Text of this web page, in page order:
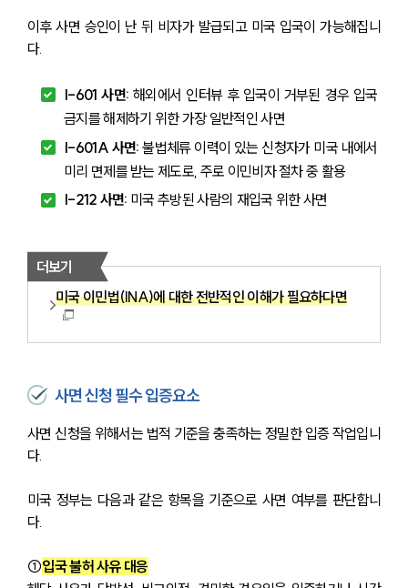
이후 사면 승인이 난 뒤 비자가 발급되고 미국 입국이 가능해집니
다.
I-601 사면: 해외에서 인터뷰 후 입국이 거부된 경우 입국
금지를 해제하기 위한 가장 일반적인 사면
I-601A 사면: 불법체류 이력이 있는 신청자가 미국 내에서
미리 면제를 받는 제도로, 주로 이민비자 절차 중 활용
I-212 사면: 미국 추방된 사람의 재입국 위한 사면
더보기
미국 이민법(INA)에 대한 전반적인 이해가 필요하다면
사면 신청 필수 입증요소
사면 신청을 위해서는 법적 기준을 충족하는 정밀한 입증 작업입니
다.
미국 정부는 다음과 같은 항목을 기준으로 사면 여부를 판단합니
다.
①입국 불허 사유 대응